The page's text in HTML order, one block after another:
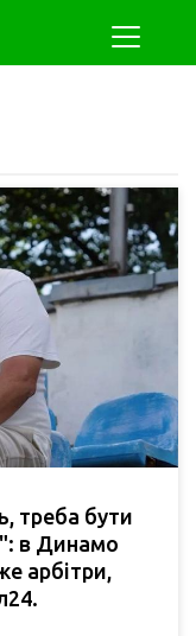
треба бути
в Динамо
арбітри,